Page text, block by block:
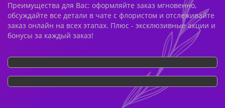
Преимущества для Вас: оформляйте заказ мгновенно,
обсуждайте все детали в чате с флористом и отслеживайте
заказ онлайн на всех этапах. Плюс - эксклюзивные акции и
бонусы за каждый заказ!